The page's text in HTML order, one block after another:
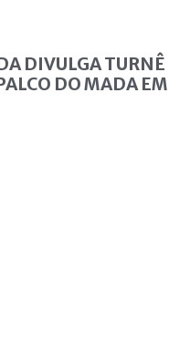
DIVULGA TURNÊ
DO MADA EM